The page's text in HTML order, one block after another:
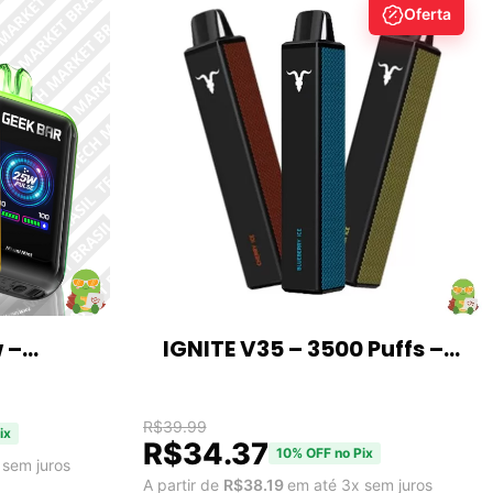
–
juros
Oferta
IGNITE V35 – 3500 Puffs –
R$39.99
R$34.37 10% OFF no Pix
A partir de R$38.19 em até 3x sem juros